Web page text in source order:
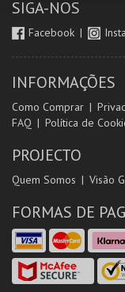
SIGA-NOS
Facebook
INFORMAÇÕES
Como Comprar
FAQ
Política de
PROJECTO
Quem Somos Visão
FORMAS DE